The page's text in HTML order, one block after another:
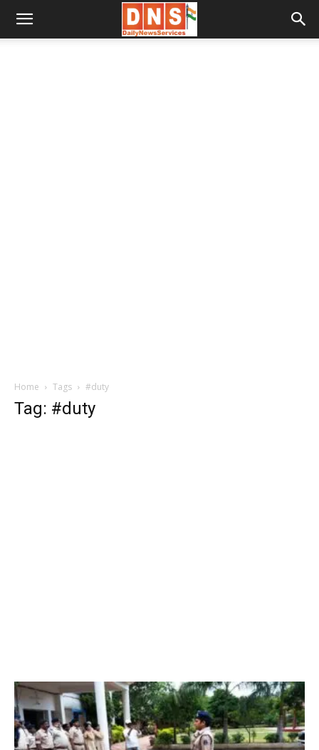
Home Tags #duty
Tag: #duty